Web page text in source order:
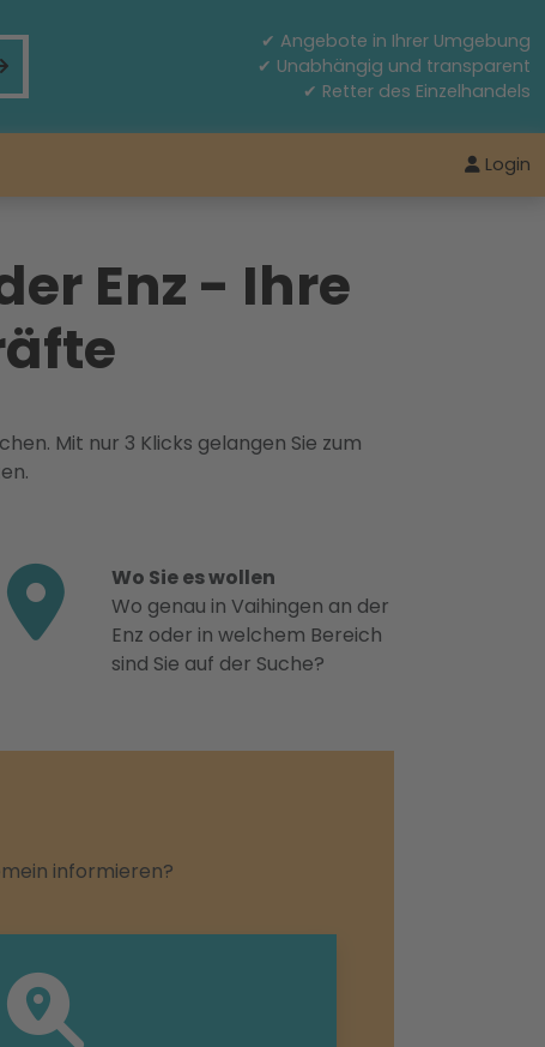
✔ Angebote in Ihrer Umgebung
✔ Unabhängig und transparent
✔ Retter des Einzelhandels
Login
Enz - Ihre
Mit nur 3 Klicks gelangen Sie zum
Wo Sie es wollen
Wo genau in Vaihingen an der
Enz oder in welchem Bereich
sind Sie auf der Suche?
informieren?